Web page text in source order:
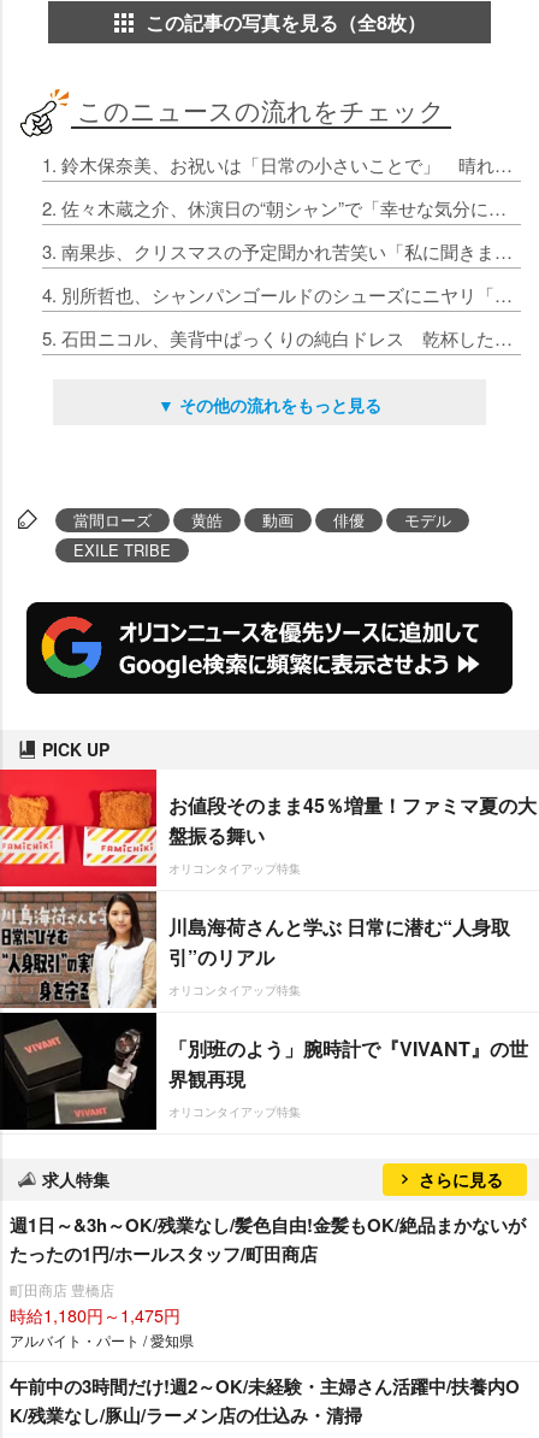
この記事の写真を見る（全8枚）
このニュースの流れをチェック
1. 鈴木保奈美、お祝いは「日常の小さいことで」 晴れの日でシャンパン
2. 佐々木蔵之介、休演日の“朝シャン”で「幸せな気分に」 出演中の舞台とシャンパンの「金」つながりに苦笑い
3. 南果歩、クリスマスの予定聞かれ苦笑い「私に聞きますか？」 イブは予定なし宣言も女子会へ
4. 別所哲也、シャンパンゴールドのシューズにニヤリ「幸運を呼ぶ色」 俳優生活35周年にしみじみ
5. 石田ニコル、美背中ぱっくりの純白ドレス 乾杯した瞬間明かす
▼ その他の流れをもっと見る
當間ローズ 黄皓 動画 俳優
モデル
EXILE TRIBE
PICK UP
お値段そのまま45％増量！ファミマ夏の大
盤振る舞い
オリコンタイアップ特集
川島海荷さんと学ぶ 日常に潜む“人身取
引”のリアル
オリコンタイアップ特集
「別班のよう」腕時計で『VIVANT』の世
界観再現
オリコンタイアップ特集
求人特集 さらに見る
週1日～&3h～OK/残業なし/髪色自由!金髪もOK/絶品まかないが
たったの1円/ホールスタッフ/町田商店
町田商店 豊橋店
時給1,180円～1,475円
アルバイト・パート / 愛知県
午前中の3時間だけ!週2～OK/未経験・主婦さん活躍中/扶養内O
K/残業なし/豚山/ラーメン店の仕込み・清掃